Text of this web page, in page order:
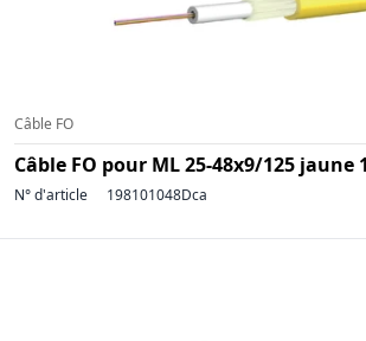
Câble FO
Câble FO pour ML 25-48x9/125 jaune
N° d'article 198101048Dca